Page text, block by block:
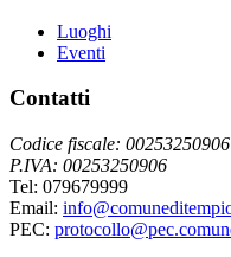
Luoghi
Eventi
Contatti
Codice fiscale: 00253250906
P.IVA: 00253250906
Tel: 079679999
Email:
PEC: